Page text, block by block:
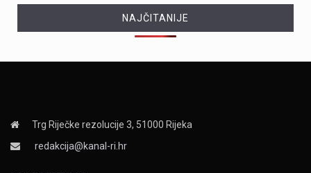
NAJČITANIJE
Trg Riječke rezolucije 3, 51000 Rijeka
redakcija@kanal-ri.hr